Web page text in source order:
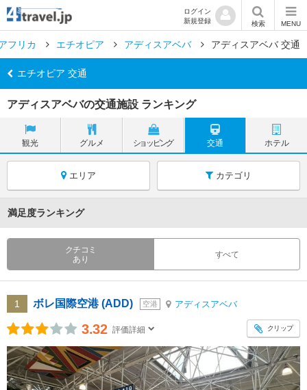
ログイン
新規登録
検索 MENU
フリカ エチオピア アディスアベバ アディスアベバ 交通
エチオピア 交通
アディスアベバの交通施設 ランキング
観光 グルメ ショッピング 交通 ホテル
エリア カテゴリ
満足度ランキング
クチコミ
あり
すべて
1 ボレ国際空港 (ADD) 空港 アディスアベバ
3.32 評価詳細 クリップ